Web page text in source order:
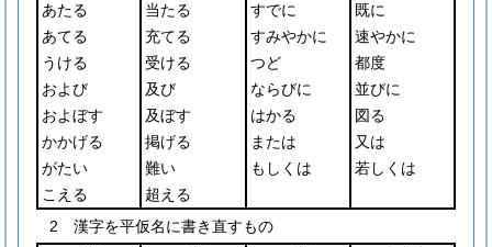
あたる
当たる すでに
既に
あてる
充てる すみやかに
速やかに
うける
受ける つど
都度
および
及び ならびに
並びに
およぼす
及ぼす はかる
図る
かかげる
掲げる または
又は
がたい
難い もしくは
若しくは
こえる
超える
2 漢字を平仮名に書き直すもの